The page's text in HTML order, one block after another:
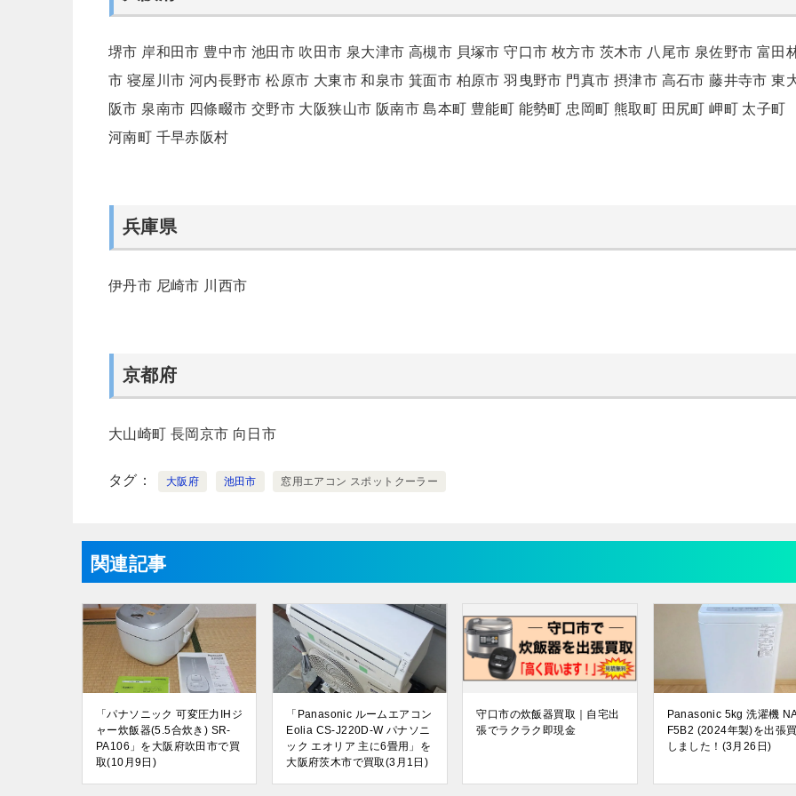
堺市 岸和田市 豊中市 池田市 吹田市 泉大津市 高槻市 貝塚市 守口市 枚方市 茨木市 八尾市 泉佐野市 富田
市 寝屋川市 河内長野市 松原市 大東市 和泉市 箕面市 柏原市 羽曳野市 門真市 摂津市 高石市 藤井寺市 東
阪市 泉南市 四條畷市 交野市 大阪狭山市 阪南市 島本町 豊能町 能勢町 忠岡町 熊取町 田尻町 岬町 太子町
河南町 千早赤阪村
兵庫県
伊丹市 尼崎市 川西市
京都府
大山崎町 長岡京市 向日市
タグ 大阪府 池田市 窓用エアコン スポットクーラー
関連記事
「パナソニック 可変圧力IHジ
ャー炊飯器(5.5合炊き) SR-
PA106」を大阪府吹田市で買
取(10月9日)
「Panasonic ルームエアコン
Eolia CS-J220D-W パナソニ
ック エオリア 主に6畳用」を
大阪府茨木市で買取(3月1日)
守口市の炊飯器買取｜自宅出
張でラクラク即現金
Panasonic 5kg 洗濯機
F5B2 (2024年製)を出張
しました！(3月26日)